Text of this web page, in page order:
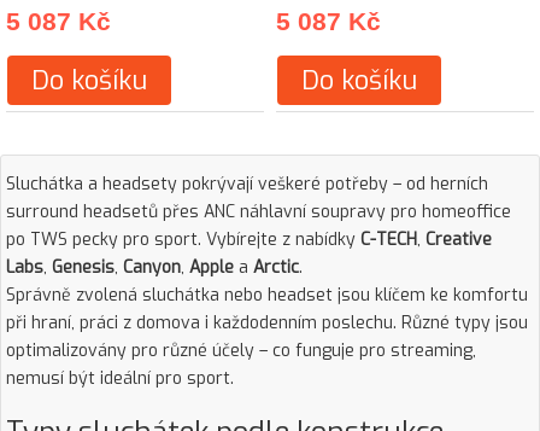
5 087 Kč
Do košíku
5 087 Kč
Do košíku
Sluchátka a headsety pokrývají veškeré potřeby – od herních
surround headsetů přes ANC náhlavní soupravy pro homeoffice
po TWS pecky pro sport. Vybírejte z nabídky C-TECH, Creative
Labs, Genesis, Canyon, Apple a Arctic.
Správně zvolená sluchátka nebo headset jsou klíčem ke komfortu
při hraní, práci z domova i každodenním poslechu. Různé typy jsou
optimalizovány pro různé účely – co funguje pro streaming,
nemusí být ideální pro sport.